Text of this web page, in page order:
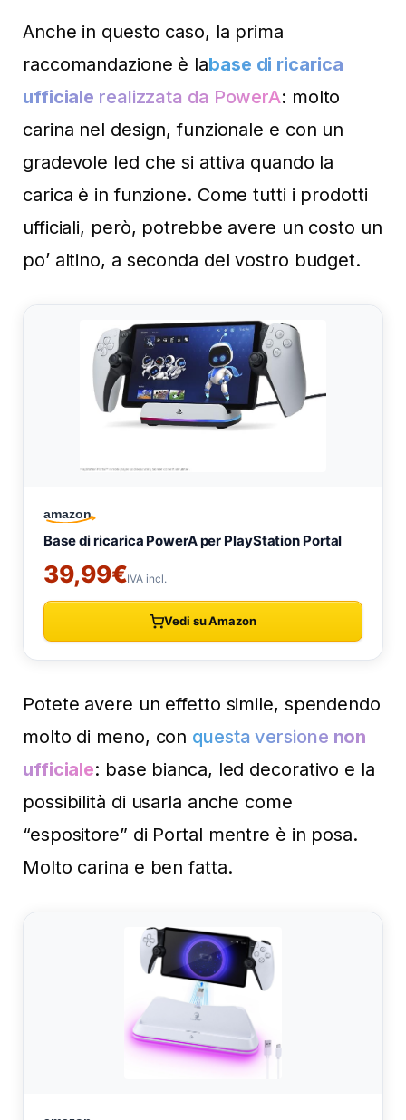
Anche in questo caso, la prima
raccomandazione è labase di ricarica
ufficiale realizzata da PowerA: molto
carina nel design, funzionale e con un
gradevole led che si attiva quando la
carica è in funzione. Come tutti i prodotti
ufficiali, però, potrebbe avere un costo un
po’ altino, a seconda del vostro budget.
Potete avere un effetto simile, spendendo
molto di meno, con questa versione non
ufficiale: base bianca, led decorativo e la
possibilità di usarla anche come
“espositore” di Portal mentre è in posa.
Molto carina e ben fatta.